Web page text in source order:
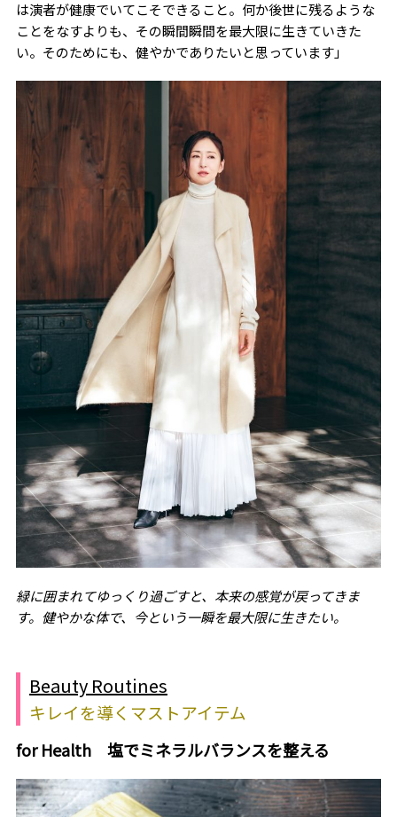
は演者が健康でいてこそできること。何か後世に残るような
ことをなすよりも、その瞬間瞬間を最大限に生きていきた
い。そのためにも、健やかでありたいと思っています」
緑に囲まれてゆっくり過ごすと、本来の感覚が戻ってきま
す。健やかな体で、今という一瞬を最大限に生きたい。
Beauty Routines
キレイを導くマストアイテム
for Health 塩でミネラルバランスを整える